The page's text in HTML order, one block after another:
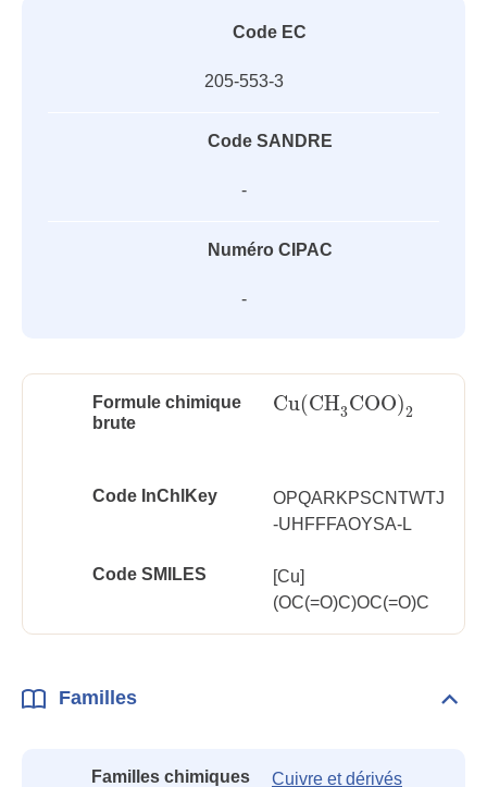
Code EC
205-553-3
Code SANDRE
-
Numéro CIPAC
-
Formule chimique
brute
Cu(CH3COO)2
Cu(CH3COO)2
Code InChlKey
OPQARKPSCNTWTJ
-UHFFFAOYSA-L
Code SMILES
[Cu]
(OC(=O)C)OC(=O)C
Familles
Familles chimiques Cuivre et dérivés